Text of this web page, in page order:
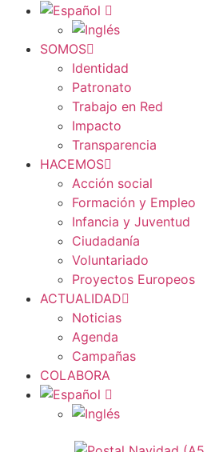
SOMOS
Identidad
Patronato
Trabajo en Red
Impacto
Transparencia
HACEMOS
Acción social
Formación y Empleo
Infancia y Juventud
Ciudadanía
Voluntariado
Proyectos Europeos
ACTUALIDAD
Noticias
Agenda
Campañas
COLABORA